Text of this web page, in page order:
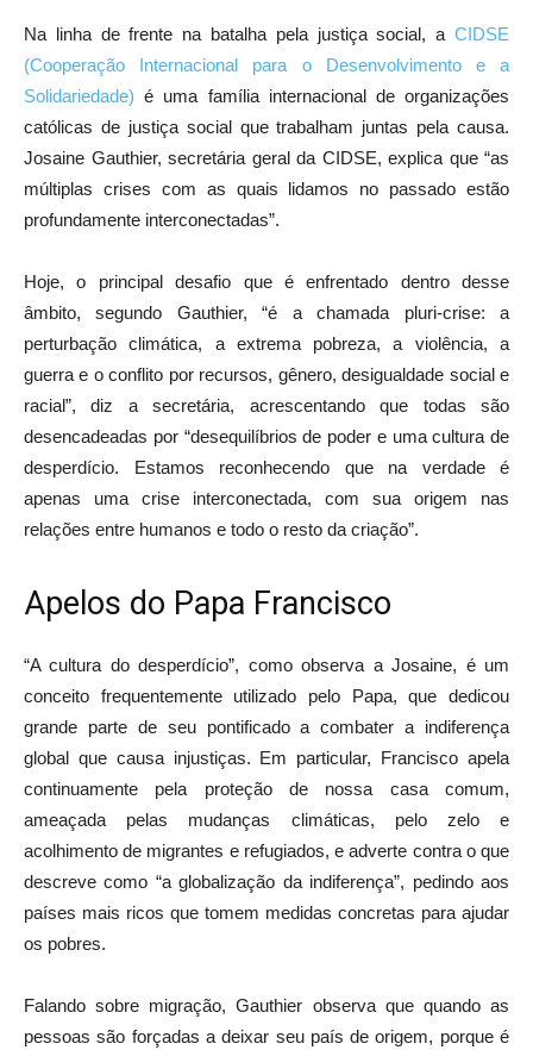
Na linha de frente na batalha pela justiça social, a CIDSE
(Cooperação Internacional para o Desenvolvimento e a
Solidariedade) é uma família internacional de organizações
católicas de justiça social que trabalham juntas pela causa.
Josaine Gauthier, secretária geral da CIDSE, explica que “as
múltiplas crises com as quais lidamos no passado estão
profundamente interconectadas”.
Hoje, o principal desafio que é enfrentado dentro desse
âmbito, segundo Gauthier, “é a chamada pluri-crise: a
perturbação climática, a extrema pobreza, a violência, a
guerra e o conflito por recursos, gênero, desigualdade social e
racial”, diz a secretária, acrescentando que todas são
desencadeadas por “desequilíbrios de poder e uma cultura de
desperdício. Estamos reconhecendo que na verdade é
apenas uma crise interconectada, com sua origem nas
relações entre humanos e todo o resto da criação”.
Apelos do Papa Francisco
“A cultura do desperdício”, como observa a Josaine, é um
conceito frequentemente utilizado pelo Papa, que dedicou
grande parte de seu pontificado a combater a indiferença
global que causa injustiças. Em particular, Francisco apela
continuamente pela proteção de nossa casa comum,
ameaçada pelas mudanças climáticas, pelo zelo e
acolhimento de migrantes e refugiados, e adverte contra o que
descreve como “a globalização da indiferença”, pedindo aos
países mais ricos que tomem medidas concretas para ajudar
os pobres.
Falando sobre migração, Gauthier observa que quando as
pessoas são forçadas a deixar seu país de origem, porque é